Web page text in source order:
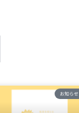
お知らせ